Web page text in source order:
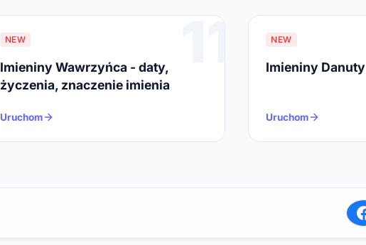
11
NEW
Imieniny Wawrzyńca - daty,
życzenia, znaczenie imienia
Uruchom
NEW
Imieniny Danuty
Uruchom